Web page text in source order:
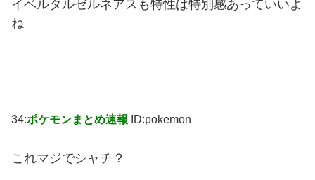
イベルタルゼルネアスも特性は特別感あっていいよ
ね
34:ポケモンまとめ速報 ID:pokemon
これマジでシャチ？